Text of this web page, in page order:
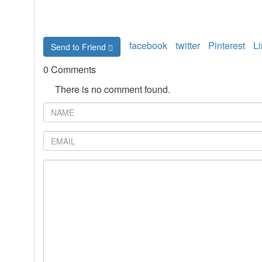
Send to Friend facebook twitter Pinterest
0 Comments
There is no comment found.